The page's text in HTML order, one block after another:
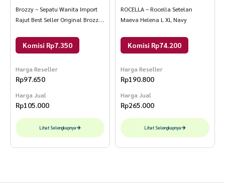
Brozzy – Sepatu Wanita Import
Rajut Best Seller Original Brozzy
Komisi Rp7.350
Harga Reseller
Rp97.650
Harga Jual
Rp105.000
Lihat Selengkapnya
ROCELLA – Rocella Setelan
Maeva Helena L XL Navy
Komisi Rp74.200
Harga Reseller
Rp190.800
Harga Jual
Rp265.000
Lihat Selengkapnya